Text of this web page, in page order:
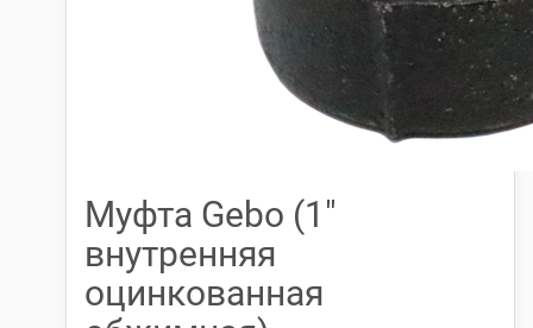
Муфта Gebo (1″
внутренняя
оцинкованная